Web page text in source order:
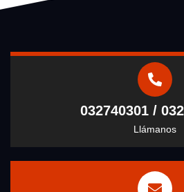
032740301 /
Llámanos